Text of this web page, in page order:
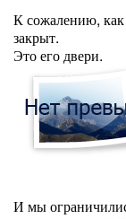
К сожалению,
закрыт.
Это его двери.
И мы